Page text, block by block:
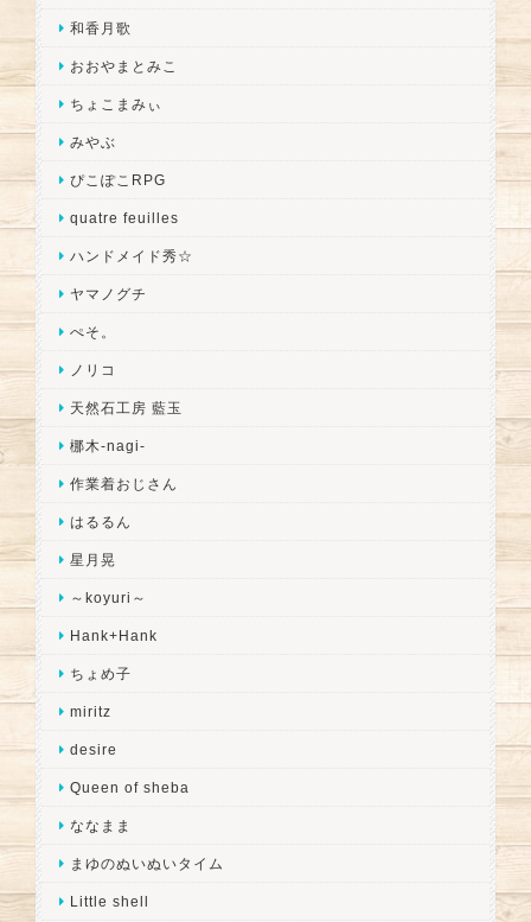
和香月歌
おおやまとみこ
ちょこまみぃ
みやぶ
ぴこぽこRPG
quatre feuilles
ハンドメイド秀☆
ヤマノグチ
ぺそ。
ノリコ
天然石工房 藍玉
梛木-nagi-
作業着おじさん
はるるん
星月晃
～koyuri～
Hank+Hank
ちょめ子
miritz
desire
Queen of sheba
ななまま
まゆのぬいぬいタイム
Little shell